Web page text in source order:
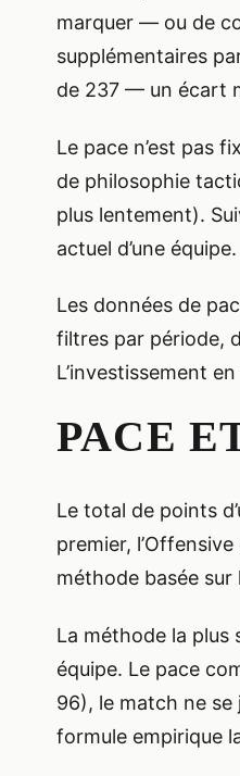
marquer — ou de
supplémentaires
de 237 — un écart
Le pace n’est pas
de philosophie
plus lentement).
actuel d’une équipe.
Les données de
filtres par période,
L’investissement
PACE
Le total de points
premier,
méthode basée
La méthode la plus
équipe. Le pace
96), le match ne
formule empirique